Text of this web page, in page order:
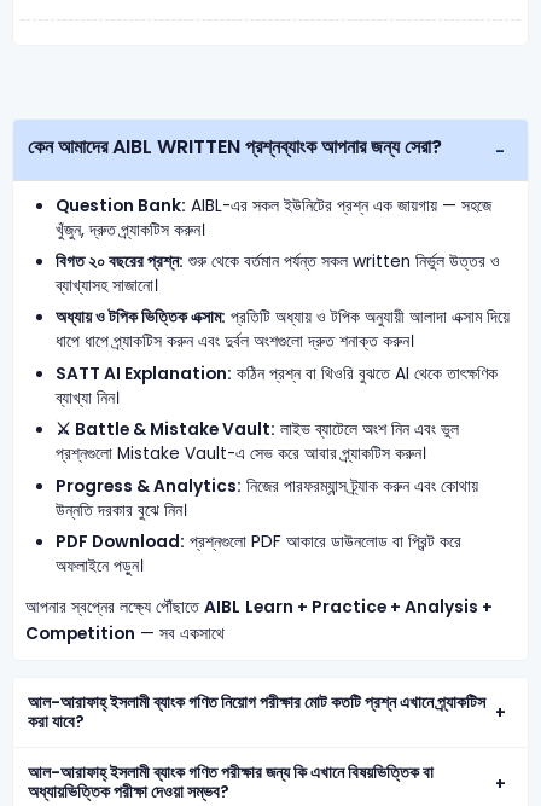
কেন আমাদের AIBL WRITTEN প্রশ্নব্যাংক আপনার জন্য সেরা?
Question Bank: AIBL-এর সকল ইউনিটের প্রশ্ন এক জায়গায় — সহজে
খুঁজুন, দ্রুত প্র্যাকটিস করুন।
বিগত ২০ বছরের প্রশ্ন: শুরু থেকে বর্তমান পর্যন্ত সকল written নির্ভুল উত্তর ও
ব্যাখ্যাসহ সাজানো।
অধ্যায় ও টপিক ভিত্তিক এক্সাম: প্রতিটি অধ্যায় ও টপিক অনুযায়ী আলাদা এক্সাম দিয়ে
ধাপে ধাপে প্র্যাকটিস করুন এবং দুর্বল অংশগুলো দ্রুত শনাক্ত করুন।
SATT AI Explanation: কঠিন প্রশ্ন বা থিওরি বুঝতে AI থেকে তাৎক্ষণিক
ব্যাখ্যা নিন।
⚔️ Battle & Mistake Vault: লাইভ ব্যাটেলে অংশ নিন এবং ভুল
প্রশ্নগুলো Mistake Vault-এ সেভ করে আবার প্র্যাকটিস করুন।
Progress & Analytics: নিজের পারফরম্যান্স ট্র্যাক করুন এবং কোথায়
উন্নতি দরকার বুঝে নিন।
PDF Download: প্রশ্নগুলো PDF আকারে ডাউনলোড বা প্রিন্ট করে
অফলাইনে পড়ুন।
আপনার স্বপ্নের লক্ষ্যে পৌঁছাতেAIBL Learn + Practice + Analysis +
Competition — সব একসাথে
আল-আরাফাহ্ ইসলামী ব্যাংক গণিত নিয়োগ পরীক্ষার মোট কতটি প্রশ্ন এখানে প্র্যাকটিস
করা যাবে?
আল-আরাফাহ্ ইসলামী ব্যাংক গণিত পরীক্ষার জন্য কি এখানে বিষয়ভিত্তিক বা
অধ্যায়ভিত্তিক পরীক্ষা দেওয়া সম্ভব?